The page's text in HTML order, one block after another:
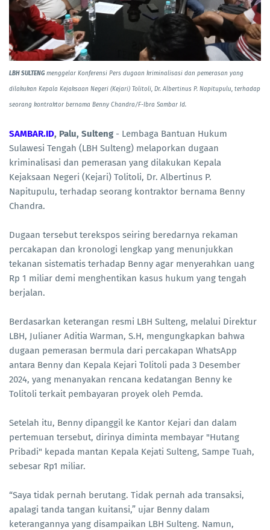
LBH SULTENG menggelar Konferensi Pers dugaan kriminalisasi dan pemerasan yang
dilakukan Kepala Kejaksaan Negeri (Kejari) Tolitoli, Dr. Albertinus P. Napitupulu, terhadap
seorang kontraktor bernama Benny Chandra/F-Ibra Sambar Id.
SAMBAR.ID, Palu, Sulteng - Lembaga Bantuan Hukum
Sulawesi Tengah (LBH Sulteng) melaporkan dugaan
kriminalisasi dan pemerasan yang dilakukan Kepala
Kejaksaan Negeri (Kejari) Tolitoli, Dr. Albertinus P.
Napitupulu, terhadap seorang kontraktor bernama Benny
Chandra.
Dugaan tersebut terekspos seiring beredarnya rekaman
percakapan dan kronologi lengkap yang menunjukkan
tekanan sistematis terhadap Benny agar menyerahkan uang
Rp 1 miliar demi menghentikan kasus hukum yang tengah
berjalan.
Berdasarkan keterangan resmi LBH Sulteng, melalui Direktur
LBH, Julianer Aditia Warman, S.H, mengungkapkan bahwa
dugaan pemerasan bermula dari percakapan WhatsApp
antara Benny dan Kepala Kejari Tolitoli pada 3 Desember
2024, yang menanyakan rencana kedatangan Benny ke
Tolitoli terkait pembayaran proyek oleh Pemda.
Setelah itu, Benny dipanggil ke Kantor Kejari dan dalam
pertemuan tersebut, dirinya diminta membayar "Hutang
Pribadi" kepada mantan Kepala Kejati Sulteng, Sampe Tuah,
sebesar Rp1 miliar.
“Saya tidak pernah berutang. Tidak pernah ada transaksi,
apalagi tanda tangan kuitansi,” ujar Benny dalam
keterangannya yang disampaikan LBH Sulteng. Namun,